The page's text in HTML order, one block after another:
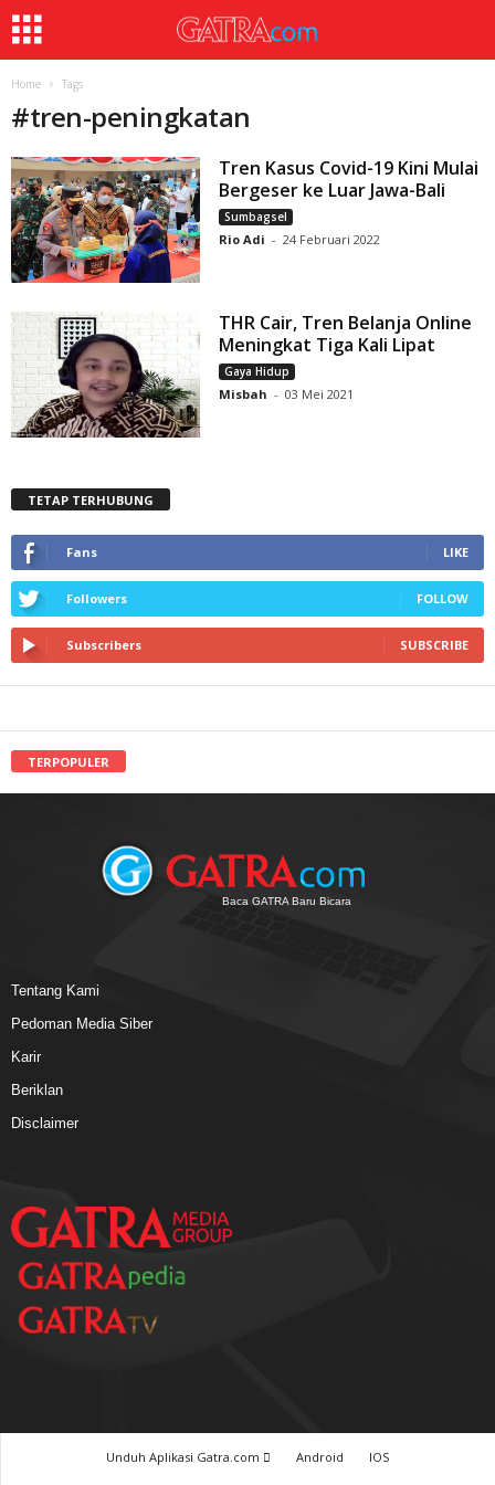
Home Tags
#tren-peningkatan
Tren Kasus Covid-19 Kini Mulai
Bergeser ke Luar Jawa-Bali
Sumbagsel
Rio Adi - 24 Februari 2022
THR Cair, Tren Belanja Online
Meningkat Tiga Kali Lipat
Gaya Hidup
Misbah - 03 Mei 2021
TETAP TERHUBUNG
Fans LIKE
Followers FOLLOW
Subscribers SUBSCRIBE
TERPOPULER
Baca GATRA Baru Bicara
Tentang Kami
Pedoman Media Siber
Karir
Beriklan
Disclaimer
Unduh Aplikasi Gatra.com Android
IOS